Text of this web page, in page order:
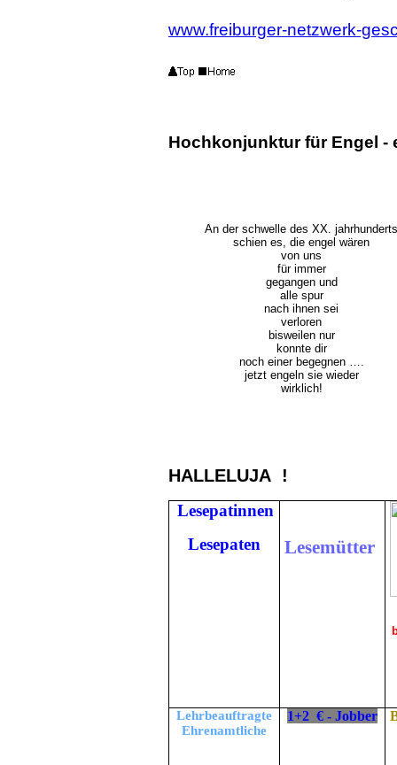
www.freiburger-netzwerk-
Hochkonjunktur für Engel -
An der schwelle des XX. jahrhunderts
schien es, die engel wären
von uns
für immer
gegangen und
alle spur
nach ihnen sei
verloren
bisweilen nur
konnte dir
noch einer begegnen ….
jetzt engeln sie wieder
wirklich!
HALLELUJA !
Lesepatinnen
Lesepaten
Lesemütter
Lehrbeauftragte
Ehrenamtliche
1+2 € - Jobber